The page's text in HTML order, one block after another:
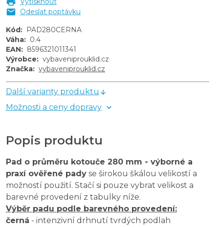
Odeslat poptávku
Kód: PAD280CERNA
Váha: 0.4
EAN: 8596321011341
Výrobce: vybaveniprouklid.cz
Značka: vybaveniprouklid.cz
Další varianty produktu
Možnosti a ceny dopravy
Popis produktu
Pad o průměru kotouče 280 mm - výborné a
praxí ověřené pady se širokou škálou velikostí a
možností použití. Stačí si pouze vybrat velikost a
barevné provedení z tabulky níže.
Výběr padu podle barevného provedení:
černá - intenzivní drhnutí tvrdých podlah